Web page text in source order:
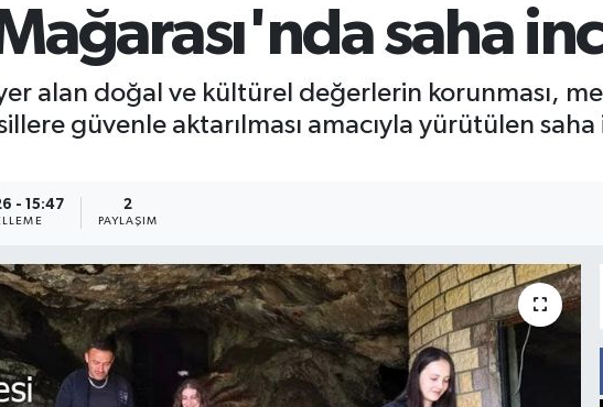
Mağarası'nda saha
alan doğal ve kültürel değerlerin korunması,
güvenle aktarılması amacıyla yürütülen
- 15:47 2
PAYLAŞIM